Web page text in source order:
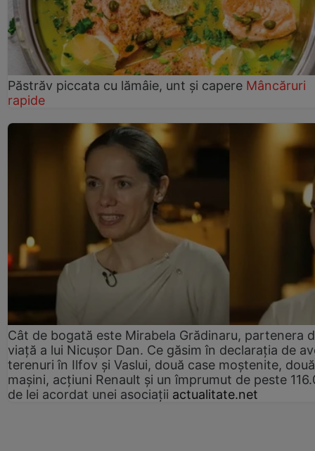
Păstrăv piccata cu lămâie, unt și capere Mâncăruri
rapide
Cât de bogată este Mirabela Grădinaru, partenera
viață a lui Nicușor Dan. Ce găsim în declarația de
terenuri în Ilfov și Vaslui, două case moștenite, două
mașini, acțiuni Renault și un împrumut de peste
de lei acordat unei asociații actualitate.net